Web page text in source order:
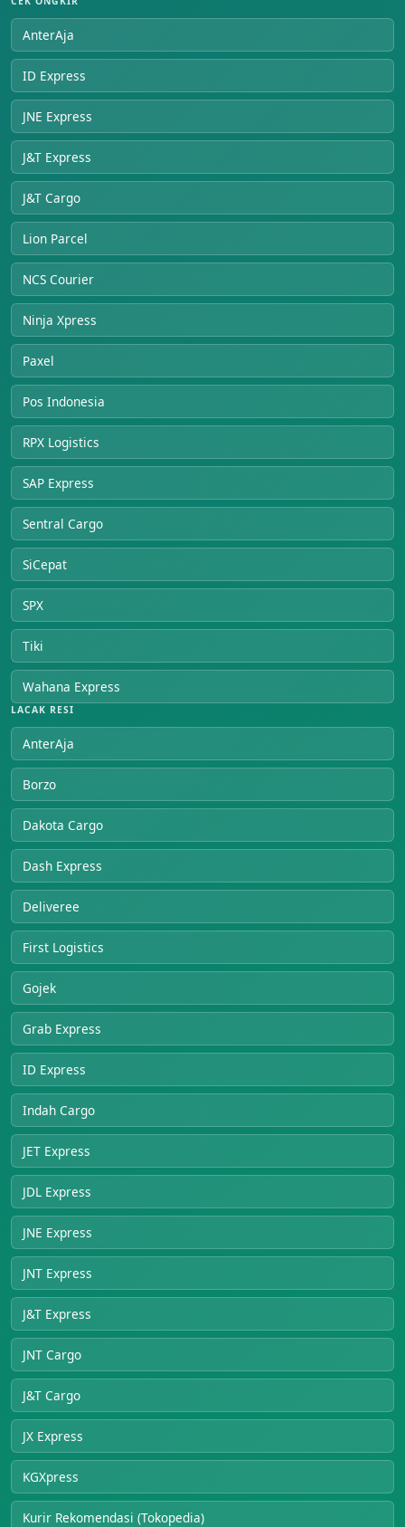
AnterAja
ID Express
JNE Express
J&T Express
J&T Cargo
Lion Parcel
NCS Courier
Ninja Xpress
Paxel
Pos Indonesia
RPX Logistics
SAP Express
Sentral Cargo
SiCepat
SPX
Tiki
Wahana Express
LACAK RESI
AnterAja
Borzo
Dakota Cargo
Dash Express
Deliveree
First Logistics
Gojek
Grab Express
ID Express
Indah Cargo
JET Express
JDL Express
JNE Express
JNT Express
J&T Express
JNT Cargo
J&T Cargo
JX Express
KGXpress
Kurir Rekomendasi (Tokopedia)